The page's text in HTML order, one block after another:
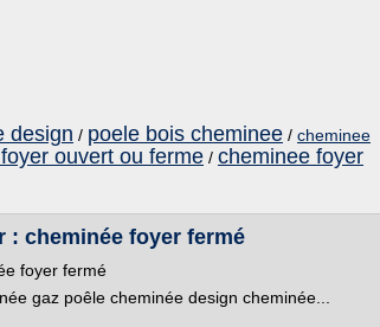
design / poele bois cheminee / cheminee
ouvert ou ferme / cheminee foyer
: cheminée foyer fermé
foyer fermé
gaz poêle cheminée design cheminée...